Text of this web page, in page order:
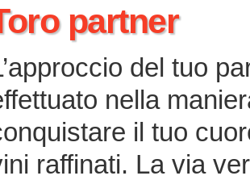
partner
del tuo
nella
il tuo
raffinati. La via